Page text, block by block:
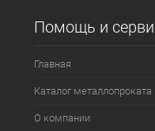
Помощь и
Главная
Каталог металлопроката
О компании